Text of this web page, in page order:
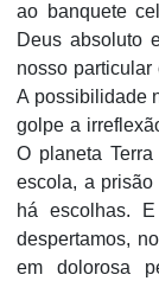
ao banquete
Deus absoluto
nosso particular
A possibilidade
golpe a
O planeta
escola, a
há escolhas.
despertamos,
em dolorosa